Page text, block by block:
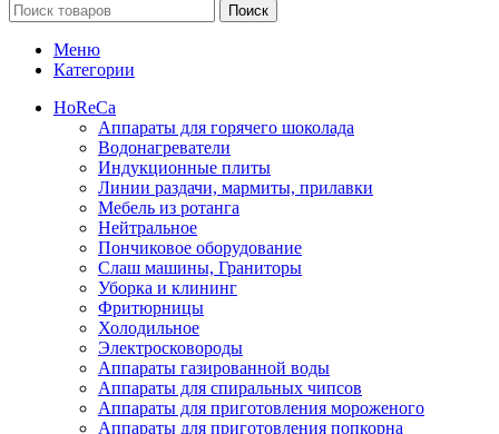
Поиск
Меню
Категории
HoReCa
Аппараты для горячего шоколада
Водонагреватели
Индукционные плиты
Линии раздачи, мармиты, прилавки
Мебель из ротанга
Нейтральное
Пончиковое оборудование
Слаш машины, Граниторы
Уборка и клининг
Фритюрницы
Холодильное
Электросковороды
Аппараты газированной воды
Аппараты для спиральных чипсов
Аппараты для приготовления мороженого
Аппараты для приготовления попкорна